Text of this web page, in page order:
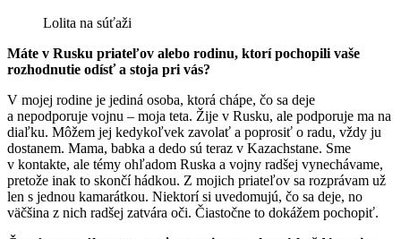
Lolita na súťaži
Máte v Rusku priateľov alebo rodinu, ktorí pochopili vaše
rozhodnutie odísť a stoja pri vás?
V mojej rodine je jediná osoba, ktorá chápe, čo sa deje
a nepodporuje vojnu – moja teta. Žije v Rusku, ale podporuje ma na
diaľku. Môžem jej kedykoľvek zavolať a poprosiť o radu, vždy ju
dostanem. Mama, babka a dedo sú teraz v Kazachstane. Sme
v kontakte, ale témy ohľadom Ruska a vojny radšej vynechávame,
pretože inak to skončí hádkou. Z mojich priateľov sa rozprávam už
len s jednou kamarátkou. Niektorí si uvedomujú, čo sa deje, no
väčšina z nich radšej zatvára oči. Čiastočne to dokážem pochopiť.